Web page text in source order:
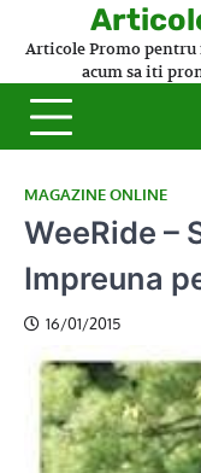
Articole Promo pentru
acum sa iti
MAGAZINE ONLINE
WeeRide –
Impreuna
16/01/2015